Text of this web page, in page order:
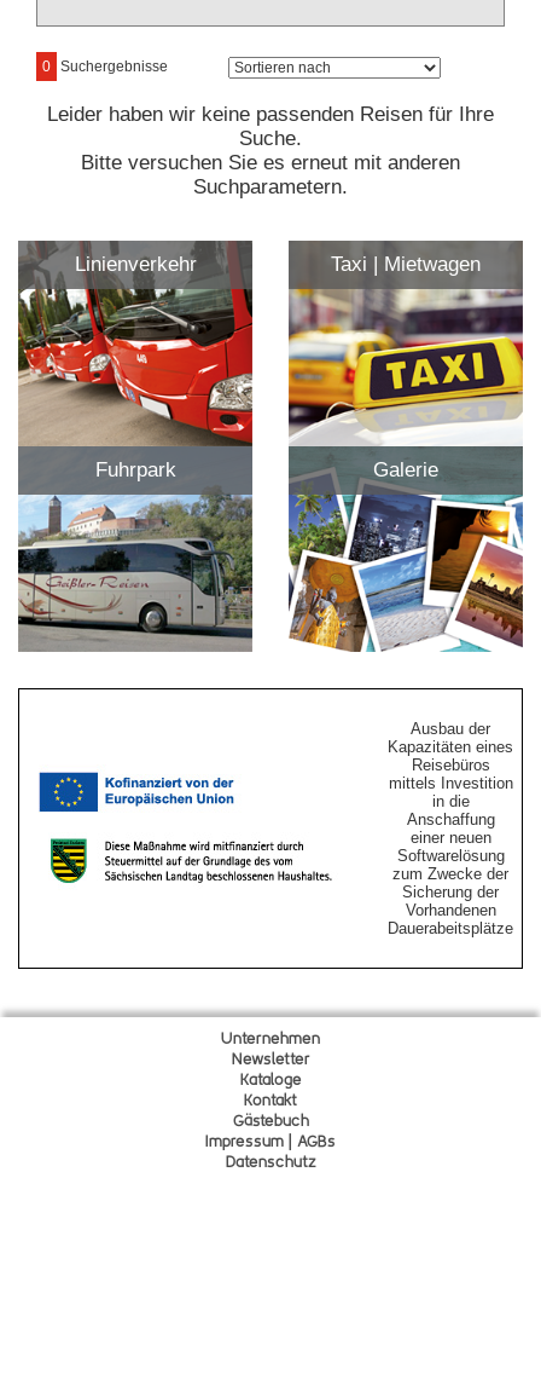
0 Suchergebnisse
Leider haben wir keine passenden Reisen für Ihre
Suche.
Bitte versuchen Sie es erneut mit anderen
Suchparametern.
Linienverkehr Taxi | Mietwagen
Fuhrpark Galerie
Ausbau der
Kapazitäten eines
Reisebüros
mittels Investition
in die
Anschaffung
einer neuen
Softwarelösung
zum Zwecke der
Sicherung der
Vorhandenen
Dauerabeitsplätze
Unternehmen
Newsletter
Kataloge
Kontakt
Gästebuch
Impressum | AGBs
Datenschutz